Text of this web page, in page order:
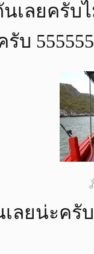
นเลยครั
บ 555555
ลยน่ะครั